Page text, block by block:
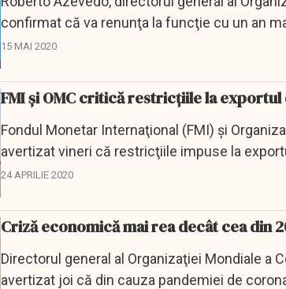
confirmat că va renunţa la funcţie cu un an
2021, într-un...
15 MAI 2020
FMI și OMC critică restricțiile la
Fondul Monetar Internaţional (FMI) şi
avertizat vineri că restricţiile impuse la
periculos de...
24 APRILIE 2020
Criză economică mai rea decât cea din
Directorul general al Organizaţiei Mondiale a
avertizat joi că din cauza pandemiei de